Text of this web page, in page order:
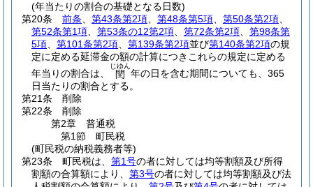
(年当たりの割合の基礎となる日数)
第20条
前条 第43条第2項 第48条第5項 第50条第2項
第52条第1項
第53条の12第2項 第72条第2項
第98条第
5項
第101条第2項 第139条第2項並び第140条第2項の規
定に定める延滞金の額の計算につきこれらの規定に定める
年当りの割合は、
閏
じゆん
年の日を含む期間についても、365
日当たりの割合とする。
第21条
削除
第22条
削除
第2章
普通税
第1節
町民税
(町民税の納税義務者等)
第23条
町民税は、 第1号の者に対しては均等割額及び所得
割額の合算額により、 第3号の者に対しては均等割額及び法